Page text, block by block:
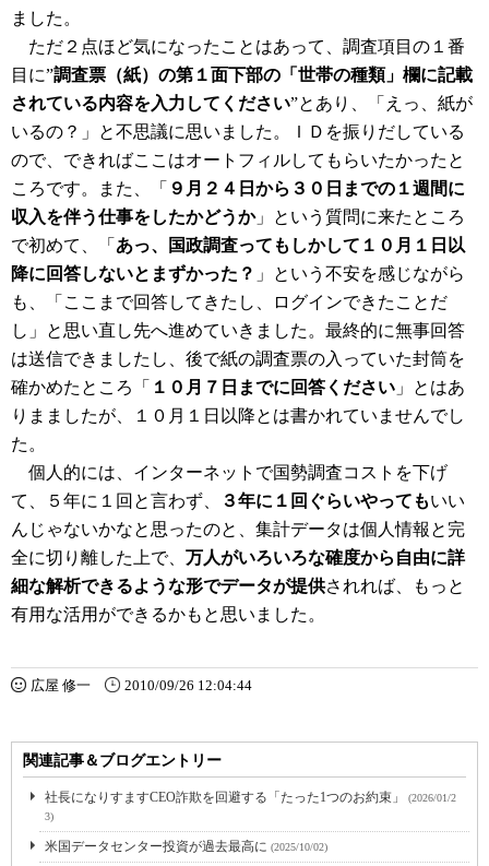
ました。
ただ２点ほど気になったことはあって、調査項目の１番
目に”調査票（紙）の第１面下部の「世帯の種類」欄に記載
されている内容を入力してください”とあり、「えっ、紙が
いるの？」と不思議に思いました。ＩＤを振りだしている
ので、できればここはオートフィルしてもらいたかったと
ころです。また、「 ９月２４日から３０日までの１週間に
収入を伴う仕事をしたかどうか」という質問に来たところ
で初めて、「 あっ、国政調査ってもしかして１０月１日以
降に回答しないとまずかった？ 」という不安を感じながら
も、「ここまで回答してきたし、ログインできたことだ
し」と思い直し先へ進めていきました。最終的に無事回答
は送信できましたし、後で紙の調査票の入っていた封筒を
確かめたところ「 １０月７日までに回答ください 」とはあ
りまましたが、１０月１日以降とは書かれていませんでし
た。
個人的には、インターネットで国勢調査コストを下げ
て、５年に１回と言わず、
３年に１回ぐらいやってもいい
んじゃないかなと思ったのと、集計データは個人情報と完
全に切り離した上で、 万人がいろいろな確度から自由に詳
細な解析できるような形でデータが提供されれば、もっと
有用な活用ができるかもと思いました。
広屋 修一 2010/09/26 12:04:44
関連記事＆ブログエントリー
社長になりすますCEO詐欺を回避する「たった1つのお約束」
(2026/01/2
3)
米国データセンター投資が過去最高に (2025/10/02)